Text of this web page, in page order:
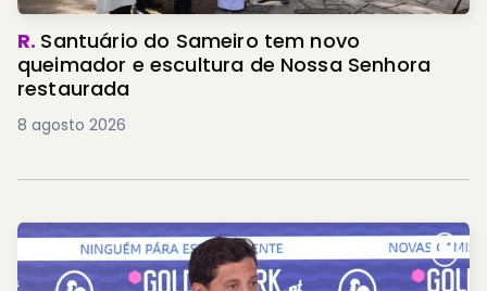
R. Santuário do Sameiro tem novo
queimador e escultura de Nossa Senhora
restaurada
8 agosto 2026